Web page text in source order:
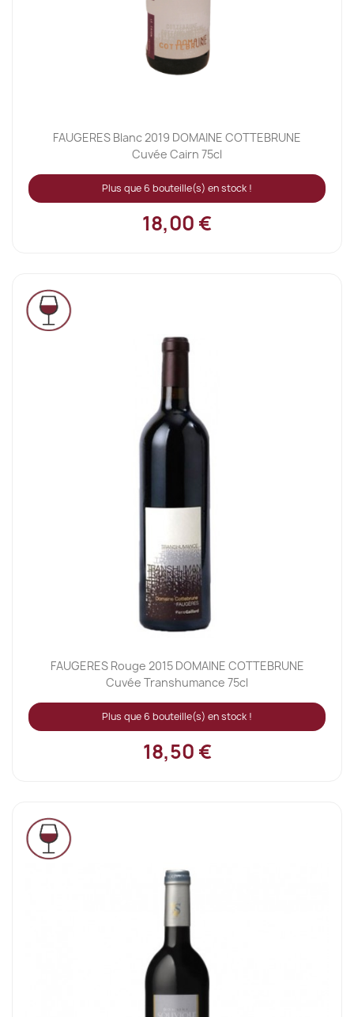
FAUGERES Blanc 2019 DOMAINE COTTEBRUNE
Cuvée Cairn 75cl
Plus que 6 bouteille(s) en stock !
18,00 €
FAUGERES Rouge 2015 DOMAINE COTTEBRUNE
Cuvée Transhumance 75cl
Plus que 6 bouteille(s) en stock !
18,50 €